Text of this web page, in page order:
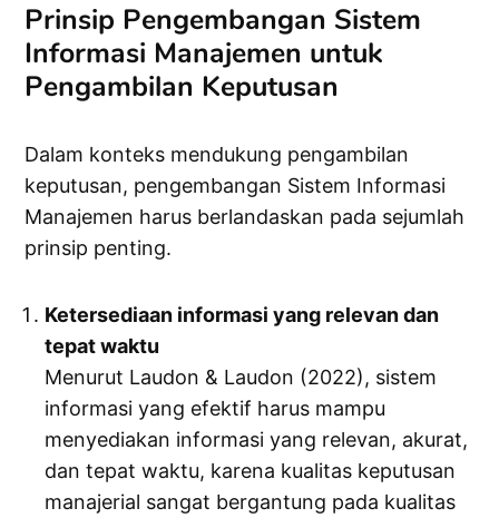
Prinsip Pengembangan Sistem
Informasi Manajemen untuk
Pengambilan Keputusan
Dalam konteks mendukung pengambilan
keputusan, pengembangan Sistem Informasi
Manajemen harus berlandaskan pada sejumlah
prinsip penting.
Ketersediaan informasi yang relevan dan
tepat waktu
Menurut Laudon & Laudon (2022), sistem
informasi yang efektif harus mampu
menyediakan informasi yang relevan, akurat,
dan tepat waktu, karena kualitas keputusan
manajerial sangat bergantung pada kualitas